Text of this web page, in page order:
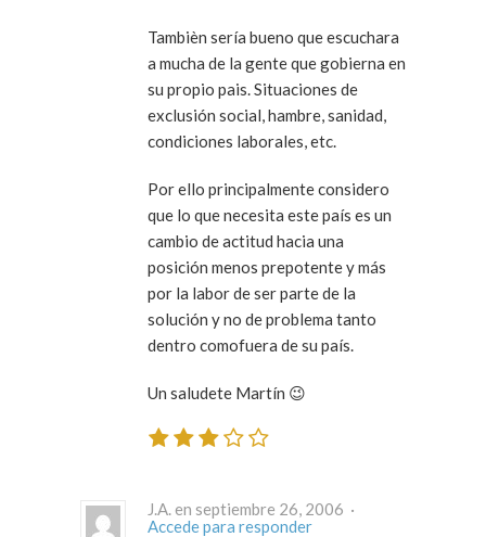
Tambièn sería bueno que escuchara
a mucha de la gente que gobierna en
su propio pais. Situaciones de
exclusión social, hambre, sanidad,
condiciones laborales, etc.
Por ello principalmente considero
que lo que necesita este país es un
cambio de actitud hacia una
posición menos prepotente y más
por la labor de ser parte de la
solución y no de problema tanto
dentro comofuera de su país.
Un saludete Martín 😉
J.A. en septiembre 26, 2006 ·
Accede para responder